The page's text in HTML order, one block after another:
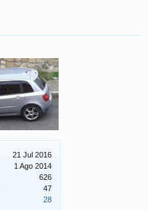
21 Jul 2016
1 Ago 2014
626
47
28